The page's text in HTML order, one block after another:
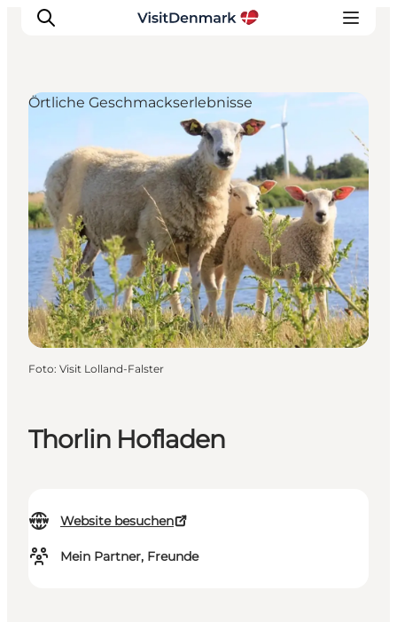
Inspiration
Regionen
Erlebnisse
Unterkünfte
Reiseplanung
Thorlin Hofladen
Website besuchen
Mein Partner, Freunde
Örtliche Geschmackserlebnisse
Foto: Visit Lolland-Falster